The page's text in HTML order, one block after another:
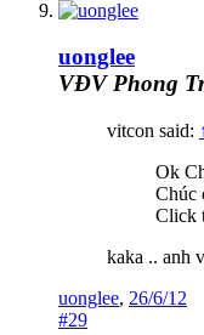
uonglee
VĐV Phong
vitcon said:
Ok
Chúc
Click
kaka .. anh
uonglee, 26/6/12
#29